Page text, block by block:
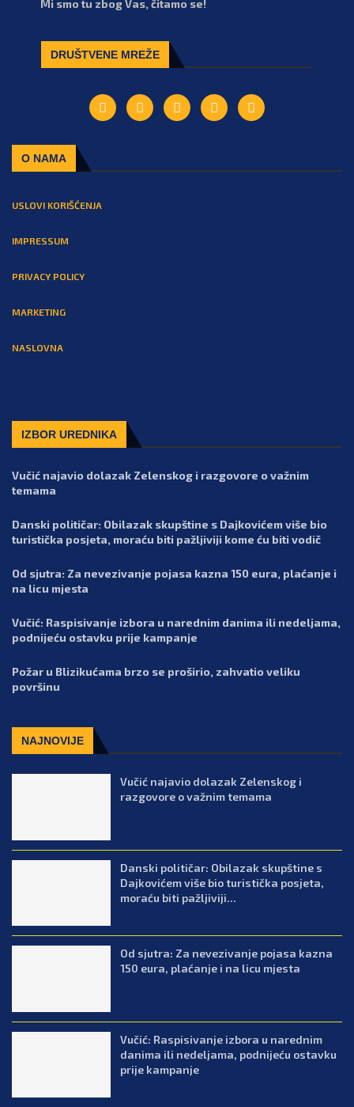
Mi smo tu zbog Vas, čitamo se!
DRUŠTVENE MREŽE
O NAMA
USLOVI KORIŠĆENJA
IMPRESSUM
PRIVACY POLICY
MARKETING
NASLOVNA
IZBOR UREDNIKA
Vučić najavio dolazak Zelenskog i razgovore o važnim
temama
Danski političar: Obilazak skupštine s Dajkovićem više bio
turistička posjeta, moraću biti pažljiviji kome ću biti vodič
Od sjutra: Za nevezivanje pojasa kazna 150 eura, plaćanje i
na licu mjesta
Vučić: Raspisivanje izbora u narednim danima ili nedeljama,
podnijeću ostavku prije kampanje
Požar u Blizikućama brzo se proširio, zahvatio veliku
površinu
NAJNOVIJE
Vučić najavio dolazak Zelenskog i
razgovore o važnim temama
Danski političar: Obilazak skupštine s
Dajkovićem više bio turistička posjeta,
moraću biti pažljiviji...
Od sjutra: Za nevezivanje pojasa kazna
150 eura, plaćanje i na licu mjesta
Vučić: Raspisivanje izbora u narednim
danima ili nedeljama, podnijeću ostavku
prije kampanje